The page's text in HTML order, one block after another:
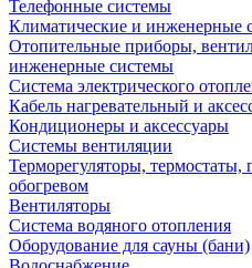
Телефонные системы
Климатические и инженерные
Отопительные приборы,
инженерные системы
Система электрического
Кабель нагревательный и
Кондиционеры и аксессуары
Системы вентиляции
Терморегуляторы,
обогревом
Вентиляторы
Система водяного отопления
Оборудование для сауны (бани)